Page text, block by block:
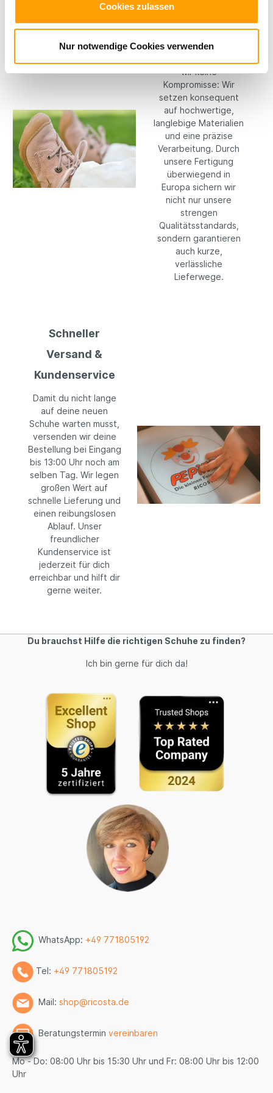
Cookies zulassen
Nur notwendige Cookies verwenden
wir keine
Kompromisse: Wir
setzen konsequent
auf hochwertige,
langlebige Materialien
und eine präzise
Verarbeitung. Durch
unsere Fertigung
überwiegend in
Europa sichern wir
nicht nur unsere
strengen
Qualitätsstandards,
sondern garantieren
auch kurze,
verlässliche
Lieferwege.
Schneller
Versand &
Kundenservice
Damit du nicht lange
auf deine neuen
Schuhe warten musst,
versenden wir deine
Bestellung bei Eingang
bis 13:00 Uhr noch am
selben Tag. Wir legen
großen Wert auf
schnelle Lieferung und
einen reibungslosen
Ablauf. Unser
freundlicher
Kundenservice ist
jederzeit für dich
erreichbar und hilft dir
gerne weiter.
Du brauchst Hilfe die richtigen Schuhe zu finden?
Ich bin gerne für dich da!
WhatsApp: +49 771805192
Tel: +49 771805192
Mail: shop@ricosta.de
Beratungstermin vereinbaren
Mo - Do: 08:00 Uhr bis 15:30 Uhr und Fr: 08:00 Uhr bis 12:00
Uhr